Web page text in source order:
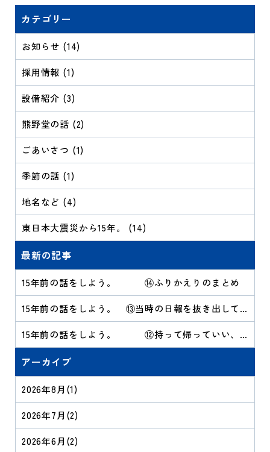
カテゴリー
お知らせ (14)
採用情報 (1)
設備紹介 (3)
熊野堂の話 (2)
ごあいさつ (1)
季節の話 (1)
地名など (4)
東日本大震災から15年。 (14)
最新の記事
15年前の話をしよう。 ⑭ふりかえりのまとめ
15年前の話をしよう。 ⑬当時の日報を抜き出して
みる
15年前の話をしよう。 ⑫持って帰っていい、
といわれても
アーカイブ
2026年8月 (1)
2026年7月 (2)
2026年6月 (2)